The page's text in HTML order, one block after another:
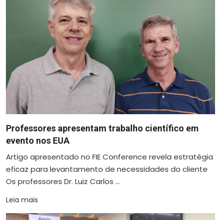
Professores apresentam trabalho científico em
evento nos EUA
Artigo apresentado no FIE Conference revela estratégia
eficaz para levantamento de necessidades do cliente
Os professores Dr. Luiz Carlos ...
Leia mais